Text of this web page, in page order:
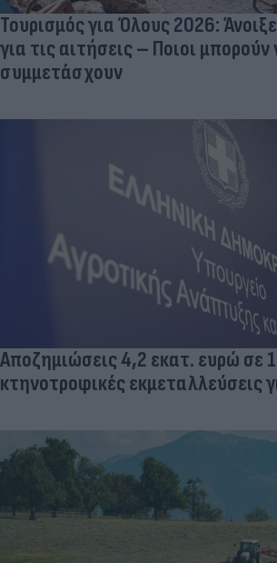
Τουρισμός για Όλους 2026:
για τις αιτήσεις – Ποιοι μπορούν
συμμετάσχουν
Αποζημιώσεις 4,2 εκατ. ευρώ σε
κτηνοτροφικές εκμεταλλεύσεις